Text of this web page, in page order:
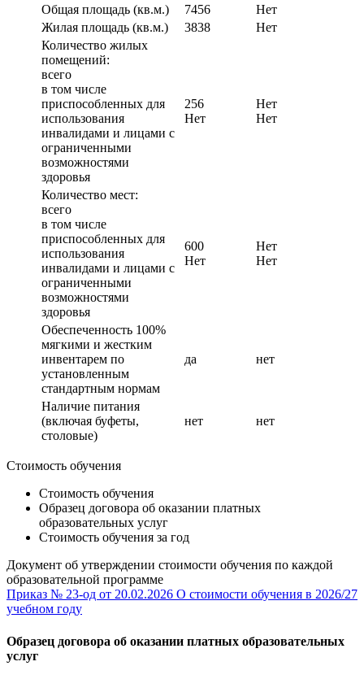
Общая площадь (кв.м.) 7456
Нет
Жилая площадь (кв.м.)
3838
Нет
Количество жилых
помещений:
всего
в том числе
приспособленных для
использования
инвалидами и лицами с
ограниченными
возможностями
здоровья
256
Нет
Нет
Нет
Количество мест:
всего
в том числе
приспособленных для
использования
инвалидами и лицами с
ограниченными
возможностями
здоровья
600
Нет
Нет
Нет
Обеспеченность 100%
мягкими и жестким
инвентарем по
установленным
стандартным нормам
да нет
Наличие питания
(включая буфеты,
столовые)
нет нет
Стоимость обучения
Стоимость обучения
Образец договора об оказании платных
образовательных услуг
Стоимость обучения за год
Документ об утверждении стоимости обучения по каждой
образовательной программе
Приказ № 23-од от 20.02.2026 О стоимости обучения в 2026/27
учебном году
Образец договора об оказании платных образовательных
услуг